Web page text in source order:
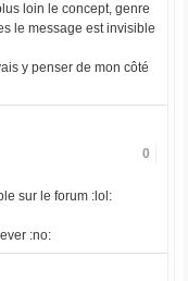
loin le concept, genre
le message est invisible
y penser de mon côté
0
sur le forum :lol:
:no: